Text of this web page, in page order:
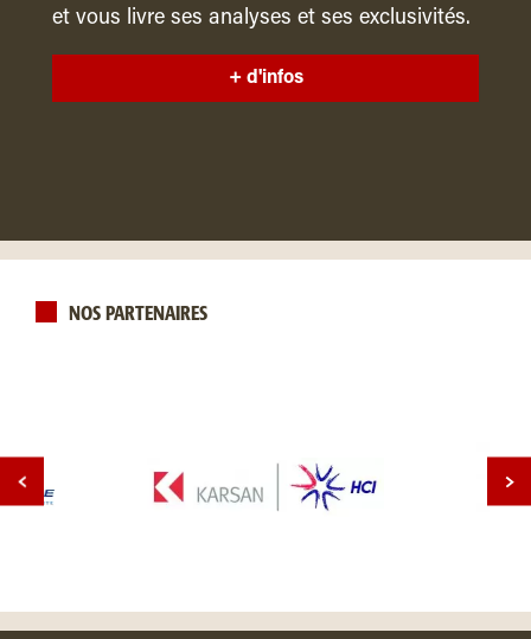
et vous livre ses analyses et ses exclusivités.
+ d'infos
NOS PARTENAIRES